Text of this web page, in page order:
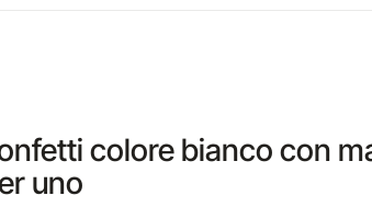
colore bianco con
uno